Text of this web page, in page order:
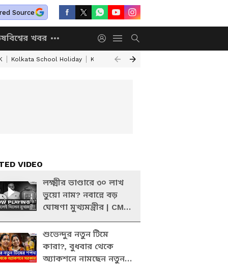
Source
বিশ্বের খবর
Kolkata School Holiday Kolkata Weather Update
VIDEO
PLAYING
লক্ষ্মীর ভাণ্ডারে ৩০ লাখ
ভুয়ো নাম? নবান্নে বড়
ঘোষণা মুখ্যমন্ত্রীর | CM
Suvendu Adhikari
শুভেন্দুর নতুন টিমে
কারা?, বুধবার থেকে
অ্যাকশনে নামছেন নতুন